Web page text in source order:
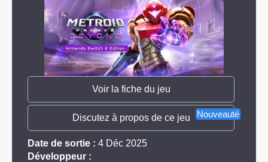
Voir la fiche du jeu
Nouveauté
Discutez à propos de ce jeu
Date de sortie : 4 Déc 2025
Développeur :